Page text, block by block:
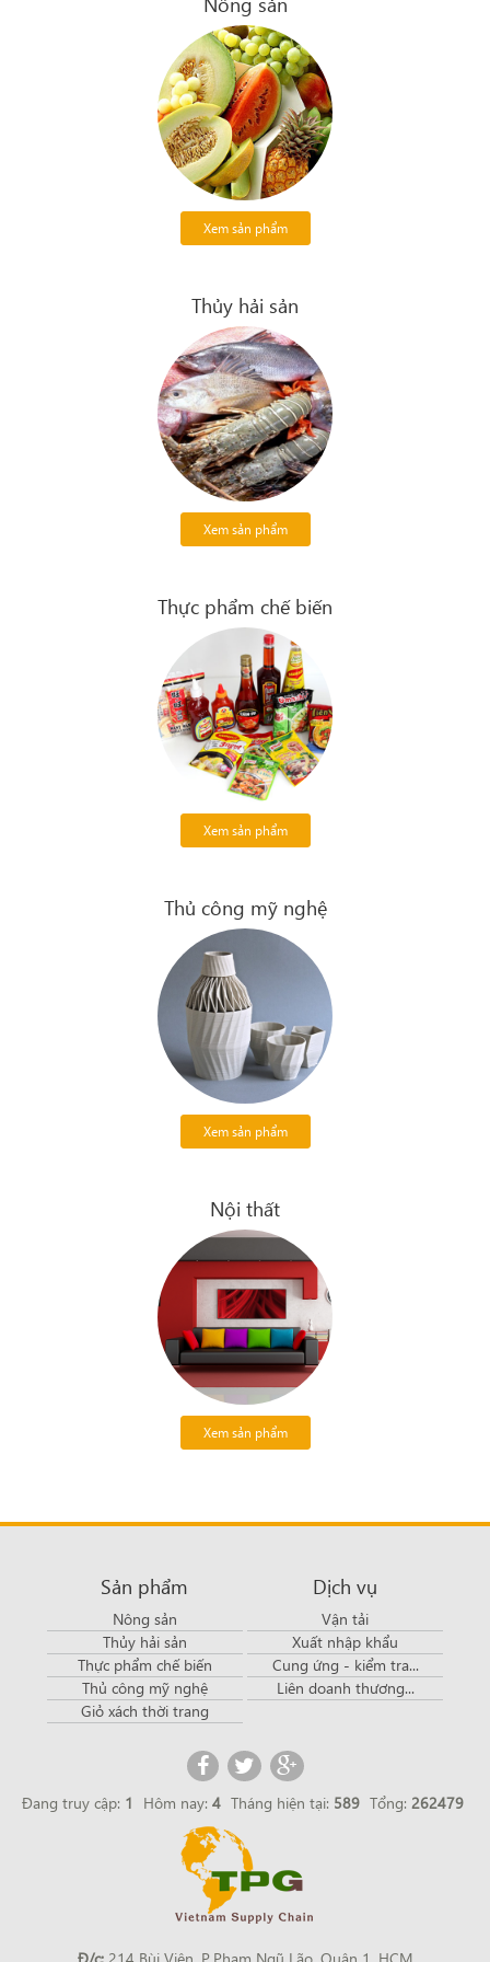
Xem sản phẩm
Thủy hải sản
Xem sản phẩm
Thực phẩm chế biến
Xem sản phẩm
Thủ công mỹ nghệ
Xem sản phẩm
Nội thất
Xem sản phẩm
Sản phẩm
Nông sản
Thủy hải sản
Thực phẩm chế biến
Thủ công mỹ nghệ
Giỏ xách thời trang
Dịch vụ
Vận tải
Xuất nhập khẩu
Cung ứng - kiểm tra...
Liên doanh thương...
Đang truy cập: 1 Hôm nay: 4 Tháng hiện tại: 589 Tổng: 262479